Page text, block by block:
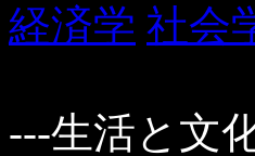
経済学 社会
---生活と文